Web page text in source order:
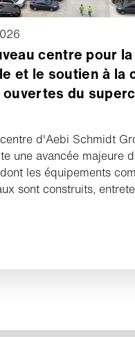
centre pour
et le soutien à la
du
d'Aebi Schmidt
une avancée majeure
les équipements
sont construits,